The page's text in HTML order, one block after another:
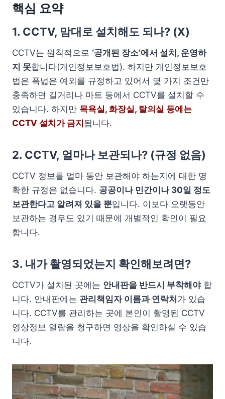
핵심 요약
1. CCTV, 맘대로 설치해도 되나? (X)
CCTV는 원칙적으로 ‘공개된 장소’에서 설치, 운영하
지 못합니다(개인정보보호법). 하지만 개인정보보호
법은 폭넓은 예외를 규정하고 있어서 몇 가지 조건만
충족하면 길거리나 마트 등에서 CCTV를 설치할 수
있습니다. 하지만 목욕실, 화장실, 탈의실 등에는
CCTV 설치가 금지됩니다.
2. CCTV, 얼마나 보관되나? (규정 없음)
CCTV 정보를 얼마 동안 보관해야 하는지에 대한 명
확한 규정은 없습니다. 공공이나 민간이나 30일 정도
보관한다고 알려져 있을 뿐입니다. 이보다 오랫동안
보관하는 경우도 있기 때문에 개별적인 확인이 필요
합니다.
3. 내가 촬영되었는지 확인해보려면?
CCTV가 설치된 곳에는 안내판을 반드시 부착해야합
니다. 안내판에는 관리책임자 이름과 연락처가 있습
니다. CCTV를 관리하는 곳에 본인이 촬영된 CCTV
영상정보 열람을 청구하면 영상을 확인하실 수 있습
니다.